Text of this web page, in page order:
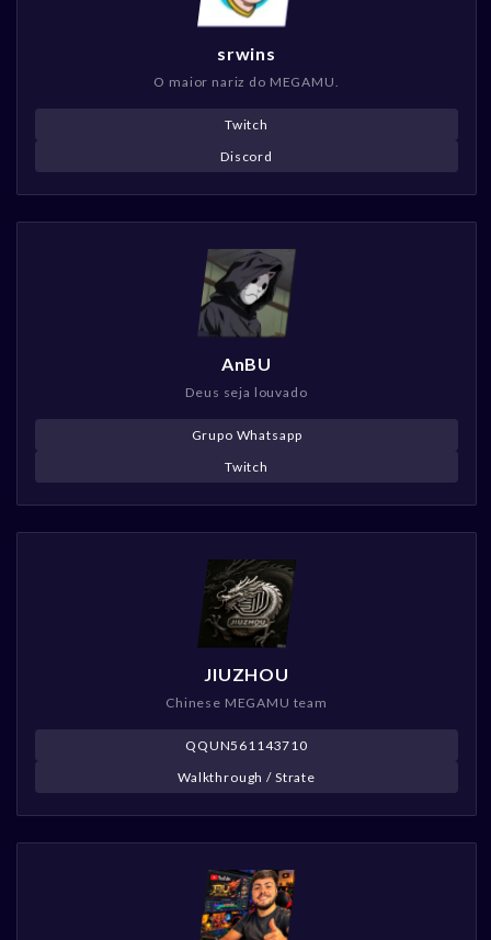
srwins
O maior nariz do MEGAMU.
Twitch
Discord
AnBU
Deus seja louvado
Grupo Whatsapp
Twitch
JIUZHOU
Chinese MEGAMU team
QQUN561143710
Walkthrough / Strate